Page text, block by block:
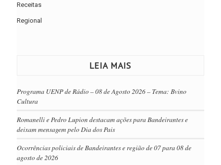
Receitas
Regional
LEIA MAIS
Programa UENP de Rádio – 08 de Agosto 2026 – Tema: Bvino
Cultura
Romanelli e Pedro Lupion destacam ações para Bandeirantes e
deixam mensagem pelo Dia dos Pais
Ocorrências policiais de Bandeirantes e região de 07 para 08 de
agosto de 2026